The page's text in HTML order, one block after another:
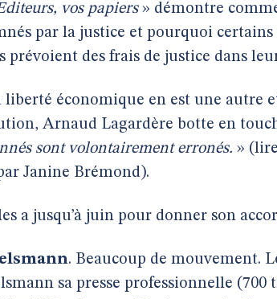
vos papiers» démontre
par la justice et pourquoi certains
prévoient des frais de justice dans
liberté économique en est une autre
Arnaud Lagardère botte en
sont volontairement erronés. » (lire
Janine Brémond).
a jusqu’à juin pour donner son
. Beaucoup de mouvement.
sa presse professionnelle (700